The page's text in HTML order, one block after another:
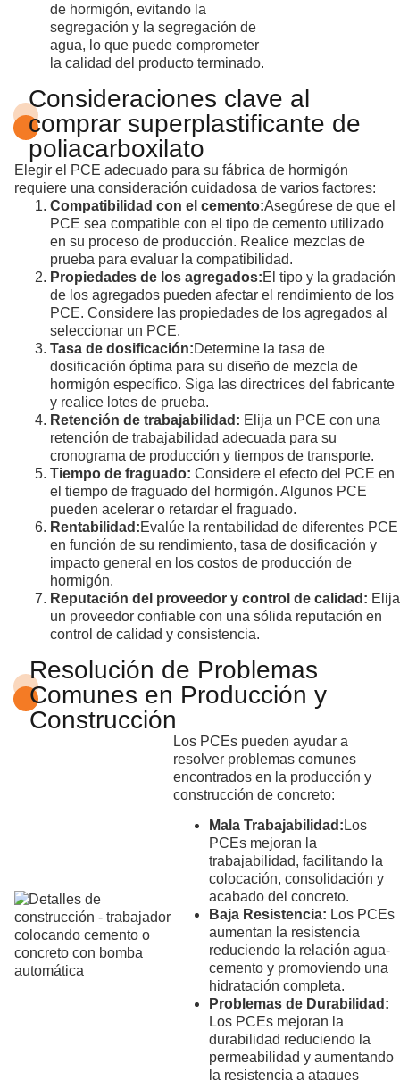
de hormigón, evitando la
segregación y la segregación de
agua, lo que puede comprometer
la calidad del producto terminado.
Consideraciones clave al
comprar superplastificante de
poliacarboxilato
Elegir el PCE adecuado para su fábrica de hormigón
requiere una consideración cuidadosa de varios factores:
Compatibilidad con el cemento:Asegúrese de que el
PCE sea compatible con el tipo de cemento utilizado
en su proceso de producción. Realice mezclas de
prueba para evaluar la compatibilidad.
Propiedades de los agregados:El tipo y la gradación
de los agregados pueden afectar el rendimiento de los
PCE. Considere las propiedades de los agregados al
seleccionar un PCE.
Tasa de dosificación:Determine la tasa de
dosificación óptima para su diseño de mezcla de
hormigón específico. Siga las directrices del fabricante
y realice lotes de prueba.
Retención de trabajabilidad: Elija un PCE con una
retención de trabajabilidad adecuada para su
cronograma de producción y tiempos de transporte.
Tiempo de fraguado: Considere el efecto del PCE en
el tiempo de fraguado del hormigón. Algunos PCE
pueden acelerar o retardar el fraguado.
Rentabilidad:Evalúe la rentabilidad de diferentes PCE
en función de su rendimiento, tasa de dosificación y
impacto general en los costos de producción de
hormigón.
Reputación del proveedor y control de calidad: Elija
un proveedor confiable con una sólida reputación en
control de calidad y consistencia.
Resolución de Problemas
Comunes en Producción y
Construcción
Los PCEs pueden ayudar a
resolver problemas comunes
encontrados en la producción y
construcción de concreto:
Mala Trabajabilidad: Los
PCEs mejoran la
trabajabilidad, facilitando la
colocación, consolidación y
acabado del concreto.
Baja Resistencia: Los PCEs
aumentan la resistencia
reduciendo la relación agua-
cemento y promoviendo una
hidratación completa.
Problemas de Durabilidad:
Los PCEs mejoran la
durabilidad reduciendo la
permeabilidad y aumentando
la resistencia a ataques